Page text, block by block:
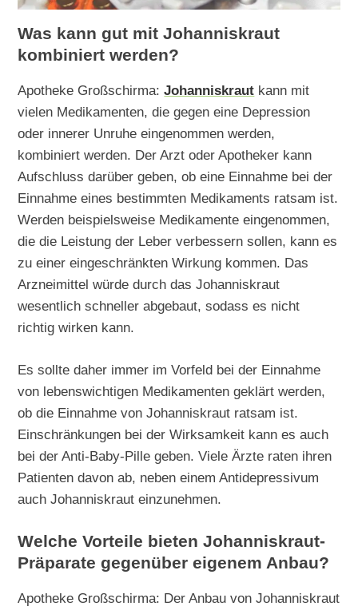
Was kann gut mit Johanniskraut
kombiniert werden?
Apotheke Großschirma:Johanniskraut kann mit
vielen Medikamenten, die gegen eine Depression
oder innerer Unruhe eingenommen werden,
kombiniert werden. Der Arzt oder Apotheker kann
Aufschluss darüber geben, ob eine Einnahme bei der
Einnahme eines bestimmten Medikaments ratsam ist.
Werden beispielsweise Medikamente eingenommen,
die die Leistung der Leber verbessern sollen, kann es
zu einer eingeschränkten Wirkung kommen. Das
Arzneimittel würde durch das Johanniskraut
wesentlich schneller abgebaut, sodass es nicht
richtig wirken kann.
Es sollte daher immer im Vorfeld bei der Einnahme
von lebenswichtigen Medikamenten geklärt werden,
ob die Einnahme von Johanniskraut ratsam ist.
Einschränkungen bei der Wirksamkeit kann es auch
bei der Anti-Baby-Pille geben. Viele Ärzte raten ihren
Patienten davon ab, neben einem Antidepressivum
auch Johanniskraut einzunehmen.
Welche Vorteile bieten Johanniskraut-
Präparate gegenüber eigenem Anbau?
Apotheke Großschirma: Der Anbau von Johanniskraut